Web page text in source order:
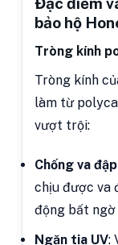
bảo hộ
Tròng kính
Tròng kính
làm từ
vượt trội:
Chống va
chịu được va
động bất
Ngăn tia UV: